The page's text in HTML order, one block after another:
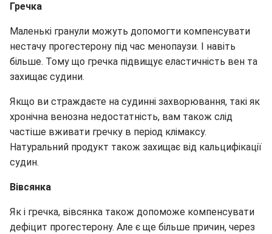
Гречка
Маленькі гранули можуть допомогти компенсувати
нестачу прогестерону під час менопаузи. І навіть
більше. Тому що гречка підвищує еластичність вен та
захищає судини.
Якщо ви страждаєте на судинні захворювання, такі як
хронічна венозна недостатність, вам також слід
частіше вживати гречку в період клімаксу.
Натуральний продукт також захищає від кальцифікації
судин.
Вівсянка
Як і гречка, вівсянка також допоможе компенсувати
дефіцит прогестерону. Але є ще більше причин, через